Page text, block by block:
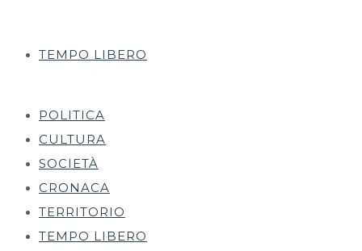
TEMPO LIBERO
POLITICA
CULTURA
SOCIETÀ
CRONACA
TERRITORIO
TEMPO LIBERO